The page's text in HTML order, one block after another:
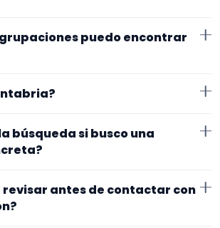
puedo encontrar
comparar repertorio,
Algunos son de la zona y otros
posibles gastos.
búsqueda si busco una
de evento y la zona. Si ya sabes el
usa el filtro de tipo de
quedarte con opciones más
revisar antes de contactar con